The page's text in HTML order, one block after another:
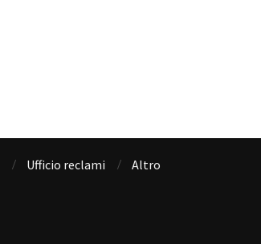
Ufficio reclami Altro